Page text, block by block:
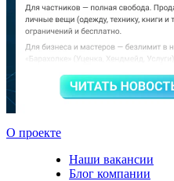
О проекте
Наши вакансии
Блог компании